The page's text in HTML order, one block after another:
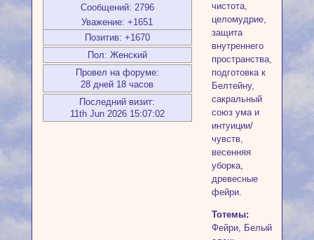
Сообщений: 2796
Уважение: +1651
Позитив: +1670
Пол: Женский
Провел на форуме:
28 дней 18 часов
Последний визит:
11th Jun 2026 15:07:02
чистота,
целомудрие,
защита
внутреннего
пространства,
подготовка к
Белтейну,
сакральный
союз ума и
интуиции/
чувств,
весенняя
уборка,
древесные
фейри.
Тотемы:
Фейри, Белый